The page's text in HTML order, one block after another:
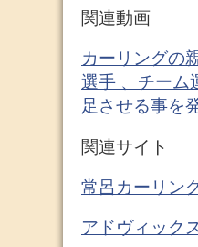
関連動画
カーリングの
選手 、チーム
足させる事を
関連サイト
常呂カーリン
アドヴィック